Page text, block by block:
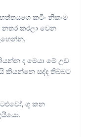
කටිං නිකංම
නතර කරලා වෙන
ද මෙයා මේ උඩ
කියන්නෙ සද්ද තිබ්බට
ගූ කන